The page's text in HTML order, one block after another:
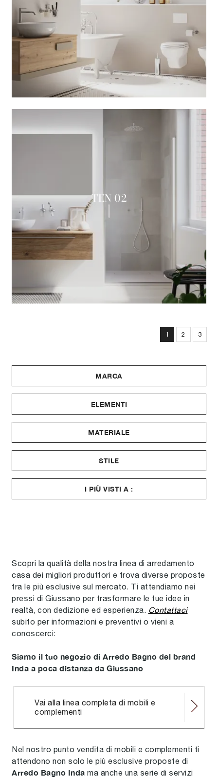
MARCA
ELEMENTI
MATERIALE
STILE
I PIÙ VISTI A :
1 2 3
TEN 02
Scopri la qualità della nostra linea di arredamento
casa dei migliori produttori e trova diverse proposte
tra le più esclusive sul mercato. Ti attendiamo nei
pressi di Giussano per trasformare le tue idee in
realtà, con dedizione ed esperienza. Contattaci
subito per informazioni e preventivi o vieni a
conoscerci:
Siamo il tuo negozio di Arredo Bagno del brand
Inda a poca distanza da Giussano
Vai alla linea completa di mobili e
complementi
Nel nostro punto vendita di mobili e complementi ti
attendono non solo le più esclusive proposte di
Arredo Bagno Inda ma anche una serie di servizi